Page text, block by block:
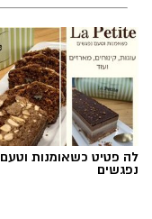
לה פטיט כשאומנות וטעם
נפגשים